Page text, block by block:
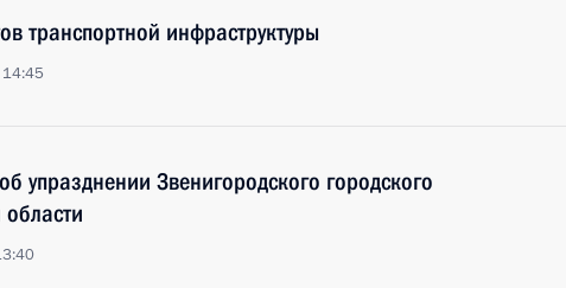
транспортной инфраструктуры
14:45
упразднении Звенигородского городского